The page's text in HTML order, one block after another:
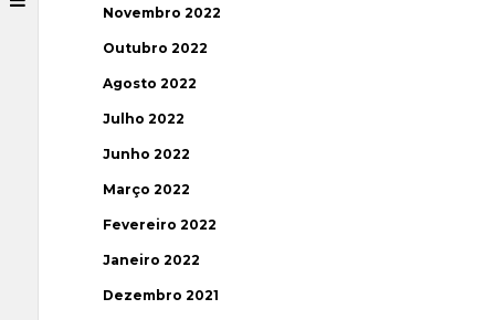
Novembro 2022
Outubro 2022
Agosto 2022
Julho 2022
Junho 2022
Março 2022
Fevereiro 2022
Janeiro 2022
Dezembro 2021